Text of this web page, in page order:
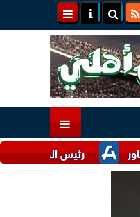
رئيس الوزراء: الدولة لديها